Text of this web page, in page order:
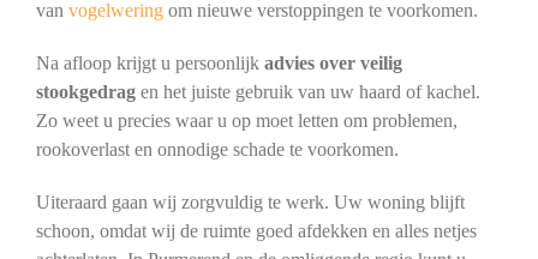
van vogelweringom nieuwe verstoppingen te voorkomen.
Na afloop krijgt u persoonlijk advies over veilig
stookgedragen het juiste gebruik van uw haard of kachel.
Zo weet u precies waar u op moet letten om problemen,
rookoverlast en onnodige schade te voorkomen.
Uiteraard gaan wij zorgvuldig te werk. Uw woning blijft
schoon, omdat wij de ruimte goed afdekken en alles netjes